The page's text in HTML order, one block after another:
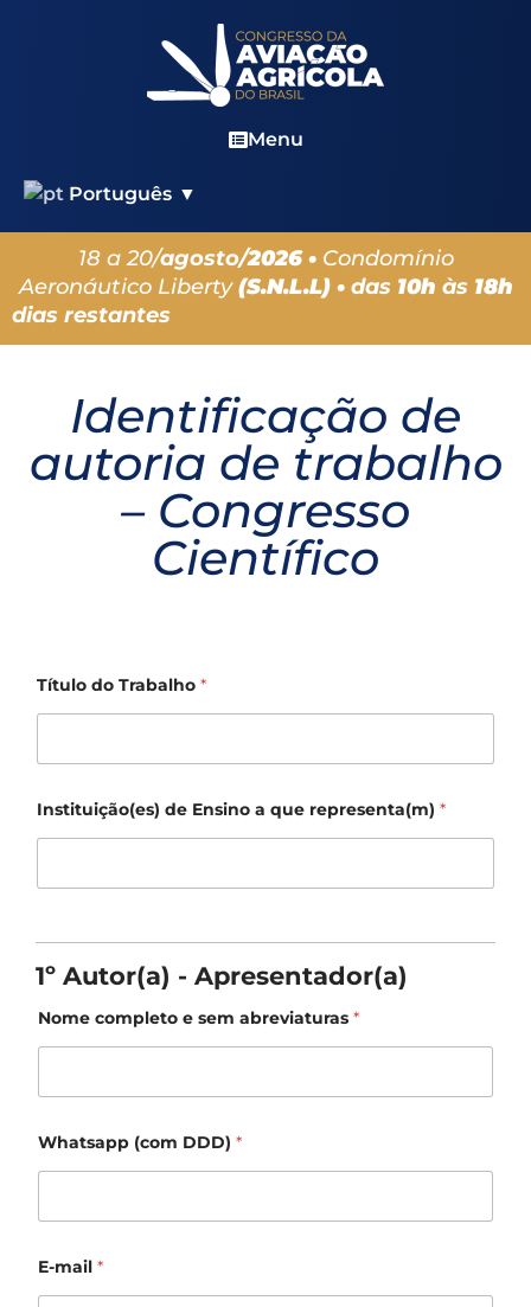
Menu
Português ▼
18 a 20/agosto/2026 • Condomínio
Aeronáutico Liberty(S.N.L.L) • das 10h às 18h
dias restantes
Identificação de
autoria de trabalho
– Congresso
Científico
Título do Trabalho *
Instituição(es) de Ensino a que representa(m) *
1º Autor(a) - Apresentador(a)
Nome completo e sem abreviaturas *
Whatsapp (com DDD) *
E-mail *